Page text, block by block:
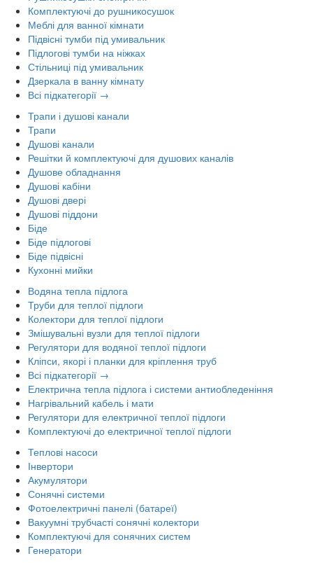
Комплектуючі до рушникосушок
Меблі для ванної кімнати
Підвісні тумби під умивальник
Підлогові тумби на ніжках
Стільниці під умивальник
Дзеркала в ванну кімнату
Всі підкатегорії →
Трапи і душові канали
Трапи
Душові канали
Решітки й комплектуючі для душових каналів
Душове обладнання
Душові кабіни
Душові двері
Душові піддони
Біде
Біде підлогові
Біде підвісні
Кухонні мийки
Водяна тепла підлога
Труби для теплої підлоги
Колектори для теплої підлоги
Змішувальні вузли для теплої підлоги
Регулятори для водяної теплої підлоги
Кліпси, якорі і планки для кріплення труб
Всі підкатегорії →
Електрична тепла підлога і системи антиобледеніння
Нагрівальний кабель і мати
Регулятори для електричної теплої підлоги
Комплектуючі до електричної теплої підлоги
Теплові насоси
Інвертори
Акумулятори
Сонячні системи
Фотоелектричні панелі (батареї)
Вакуумні трубчасті сонячні колектори
Комплектуючі для сонячних систем
Генератори